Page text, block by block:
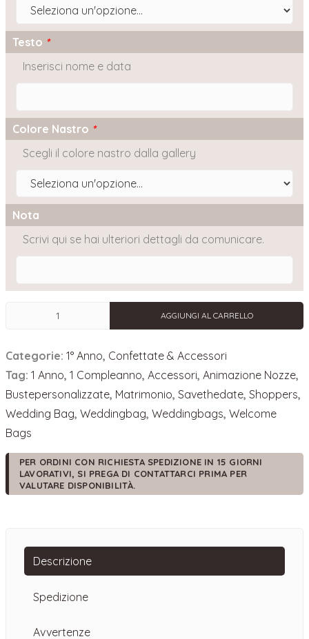
Testo *
Inserisci nome e data
Colore Nastro *
Scegli il colore nastro dalla gallery
Nota
Scrivi qui se hai ulteriori dettagli da comunicare.
Anno
quantità
AGGIUNGI AL CARRELLO
Categorie: 1° Anno, Confettate & Accessori
Tag: 1 Anno, 1 Compleanno, Accessori, Animazione Nozze,
Bustepersonalizzate, Matrimonio, Savethedate, Shoppers,
Wedding Bag, Weddingbag, Weddingbags, Welcome
Bags
PER ORDINI CON RICHIESTA SPEDIZIONE IN 15 GIORNI
LAVORATIVI, SI PREGA DI CONTATTARCI PRIMA PER
VALUTARE DISPONIBILITÀ.
Descrizione
Spedizione
Avvertenze